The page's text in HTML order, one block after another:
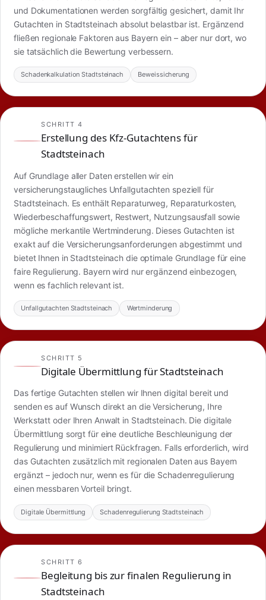
und Dokumentationen werden sorgfältig gesichert, damit Ihr
Gutachten in Stadtsteinach absolut belastbar ist. Ergänzend
fließen regionale Faktoren aus Bayern ein – aber nur dort, wo
sie tatsächlich die Bewertung verbessern.
Schadenkalkulation Stadtsteinach Beweissicherung
SCHRITT 4
Erstellung des Kfz-Gutachtens für
Stadtsteinach
Auf Grundlage aller Daten erstellen wir ein
versicherungstaugliches Unfallgutachten speziell für
Stadtsteinach. Es enthält Reparaturweg, Reparaturkosten,
Wiederbeschaffungswert, Restwert, Nutzungsausfall sowie
mögliche merkantile Wertminderung. Dieses Gutachten ist
exakt auf die Versicherungsanforderungen abgestimmt und
bietet Ihnen in Stadtsteinach die optimale Grundlage für eine
faire Regulierung. Bayern wird nur ergänzend einbezogen,
wenn es fachlich relevant ist.
Unfallgutachten Stadtsteinach Wertminderung
SCHRITT 5
Digitale Übermittlung für Stadtsteinach
Das fertige Gutachten stellen wir Ihnen digital bereit und
senden es auf Wunsch direkt an die Versicherung, Ihre
Werkstatt oder Ihren Anwalt in Stadtsteinach. Die digitale
Übermittlung sorgt für eine deutliche Beschleunigung der
Regulierung und minimiert Rückfragen. Falls erforderlich, wird
das Gutachten zusätzlich mit regionalen Daten aus Bayern
ergänzt – jedoch nur, wenn es für die Schadenregulierung
einen messbaren Vorteil bringt.
Digitale Übermittlung Schadenregulierung Stadtsteinach
SCHRITT 6
Begleitung bis zur finalen Regulierung in
Stadtsteinach